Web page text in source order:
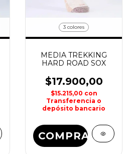
3 colores
MEDIA TREKKING
HARD ROAD SOX
$17.900,00
$15.215,00 con
Transferencia o
depósito bancario
COMPRAR